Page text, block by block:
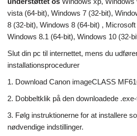
vista (64-bit), Windows 7 (32-bit),
8 (32-bit), Windows 8 (64-bit) ,
Windows 8.1 (64-bit), Windows 10 (32-
Slut din pc til internettet, mens du
installationsprocedurer
1. Download Canon imageCLASS
2. Dobbeltklik på den downloadede
3. Følg instruktionerne for at installere
nødvendige indstillinger.